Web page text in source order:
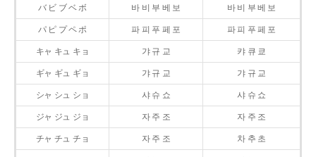
バ ビ ブ ベ ボ 바 비 부 베 보 바 비 부 베 보
パ ピ プ ペ ポ 파 피 푸 페 포 파 피 푸 페 포
キャ キュ キョ 갸 규 교 캬 큐 쿄
ギャ ギュ ギョ 갸 규 교 갸 규 교
シャ シュ ショ 샤 슈 쇼 샤 슈 쇼
ジャ ジュ ジョ 자 주 조 자 주 조
チャ チュ チョ 자 주 조 차 추 초